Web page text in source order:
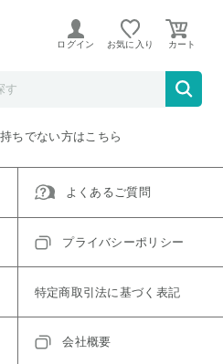
す。
ログイン お気に入り
終了、またはただいま取り扱い
ちでない方はこちら
よくあるご質問
プライバシーポリシー
特定商取引法に基づく表記
会社概要